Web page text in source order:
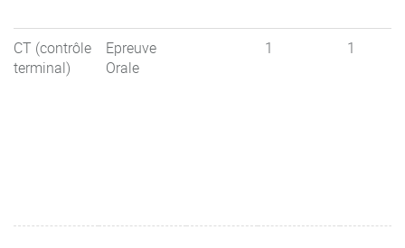
CT (contrôle
terminal)
Epreuve
Orale
1 1